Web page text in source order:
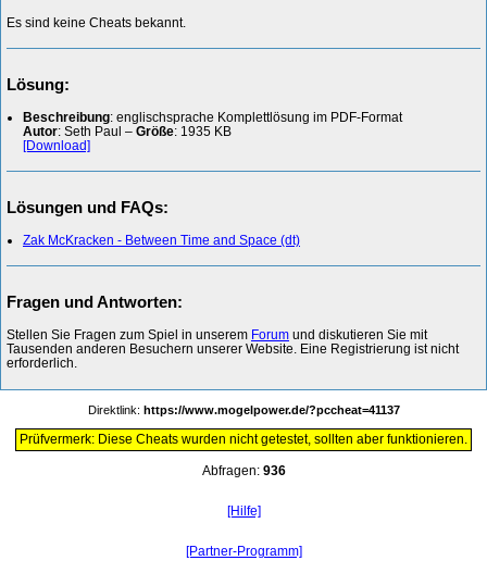
Es sind keine Cheats bekannt.
Lösung:
Beschreibung: englischsprache Komplettlösung im PDF-Format
Autor: Seth Paul – Größe: 1935 KB
[Download]
Lösungen und FAQs:
Zak McKracken - Between Time and Space (dt)
Fragen und Antworten:
Stellen Sie Fragen zum Spiel in unserem Forum und diskutieren Sie mit
Tausenden anderen Besuchern unserer Website. Eine Registrierung ist nicht
erforderlich.
Direktlink: https://www.mogelpower.de/?pccheat=41137
Prüfvermerk: Diese Cheats wurden nicht getestet, sollten aber funktionieren.
Abfragen: 936
[Hilfe]
[Partner-Programm]